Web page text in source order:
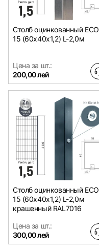
Столб оцинкованный ЕСО
15 (60х40x1,2) L-2,0м
Цена за шт.:
200,00 лей
Столб оцинкованный ЕСО
15 (60х40x1,2) L-2,0м
крашенный RAL7016
Цена за шт.:
300,00 лей